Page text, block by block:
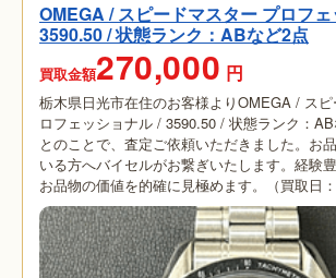
OMEGA / スピードマスター プロフ
3590.50 / 状態ランク：ABなど2点
買取金額270,000 円
栃木県日光市在住のお客様よりOMEGA / ス
ロフェッショナル / 3590.50 / 状態ランク：
とのことで、査定ご依頼いただきました。お
いる方へバイセルがお繋ぎいたします。経験豊
お品物の価値を的確に見極めます。（買取日